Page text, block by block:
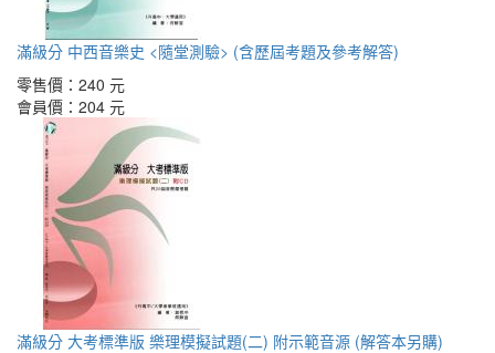
滿級分 中西音樂史 <隨堂測驗> (含歷屆考題及參考解答)
零售價： 240 元
會員價： 204 元
滿級分 大考標準版 樂理模擬試題(二) 附示範音源 (解答本另購)